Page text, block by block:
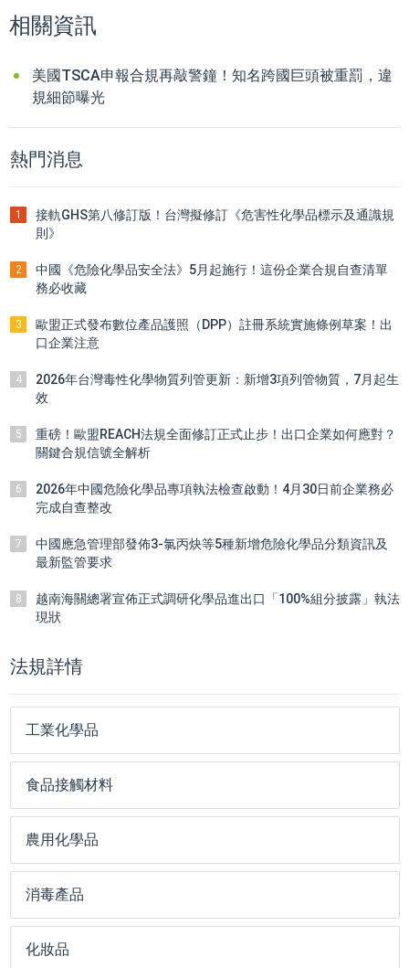
相關資訊
美國TSCA申報合規再敲警鐘！知名跨國巨頭被重罰，違
規細節曝光
熱門消息
1
接軌GHS第八修訂版！台灣擬修訂《危害性化學品標示及通識規
則》
2
中國《危險化學品安全法》5月起施行！這份企業合規自查清單
務必收藏
3
歐盟正式發布數位產品護照（DPP）註冊系統實施條例草案！出
口企業注意
4
2026年台灣毒性化學物質列管更新：新增3項列管物質，7月起生
效
5
重磅！歐盟REACH法規全面修訂正式止步！出口企業如何應對？
關鍵合規信號全解析
6
2026年中國危險化學品專項執法檢查啟動！4月30日前企業務必
完成自查整改
7
中國應急管理部發佈3-氯丙炔等5種新增危險化學品分類資訊及
最新監管要求
8
越南海關總署宣佈正式調研化學品進出口「100%組分披露」執法
現狀
法規詳情
工業化學品
食品接觸材料
農用化學品
消毒產品
化妝品